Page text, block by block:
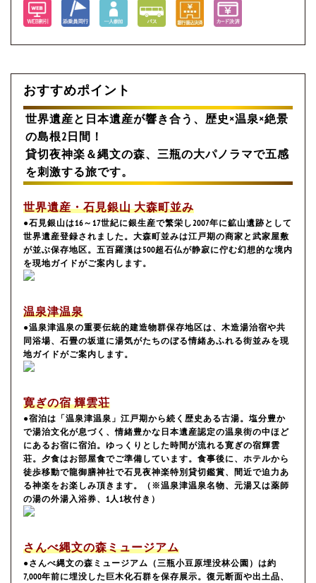
おすすめポイント
世界遺産と日本遺産が響き合う、歴史×温泉×絶景
の島根2日間！
貸切夜神楽＆縄文の森、三瓶の大パノラマで五感
を刺激する旅です。
世界遺産・石見銀山 大森町並み
●石見銀山は16～17世紀に銀生産で繁栄し2007年に鉱山遺跡として
世界遺産登録されました。大森町並みは江戸期の商家と武家屋敷
が並ぶ保存地区。五百羅漢は500超石仏が静寂に佇む幻想的な境内
を現地ガイドがご案内します。
温泉津温泉
●温泉津温泉の重要伝統的建造物群保存地区は、木造湯治宿や共
同浴場、石畳の坂道に湯気がたちのぼる情緒あふれる街並みを現
地ガイドがご案内します。
寛ぎの宿 輝雲荘
●宿泊は「温泉津温泉」江戸期から続く歴史ある古湯。塩分豊か
で湯治文化が息づく、情緒豊かな日本遺産認定の温泉街の中ほど
にあるお宿に宿泊。ゆっくりとした時間が流れる寛ぎの宿輝雲
荘。夕食はお部屋食でご準備しています。食事後に、ホテルから
徒歩移動で龍御膳神社で石見夜神楽特別貸切鑑賞、間近で迫力あ
る神楽をお楽しみ頂きます。（※温泉津温泉名物、元湯又は薬師
の湯の外湯入浴券、1人1枚付き）
さんべ縄文の森ミュージアム
●さんべ縄文の森ミュージアム（三瓶小豆原埋没林公園）は約
7,000年前に埋没した巨木化石群を保存展示。復元断面や出土品、